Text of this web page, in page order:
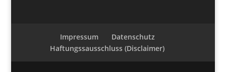
Impressum
Datenschutz
Haftungssausschluss (Disclaimer)